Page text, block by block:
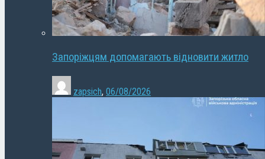
Запоріжцям допомагають відновити житло
zapsich, 06/08/2026